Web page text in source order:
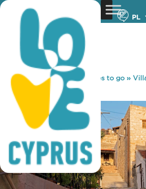
PL
You are here: Home »Places to go »
Pissouri